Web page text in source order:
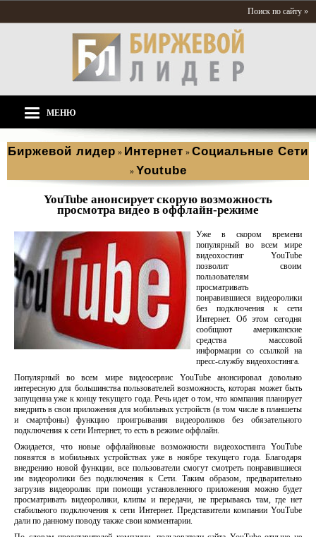
Поиск по сайту »
МЕНЮ
Биржевой лидер » Интернет » Социальные Сети
» Youtube
YouTube анонсирует скорую возможность
просмотра видео в оффлайн-режиме
Уже в скором времени
популярный во всем мире
видеохостинг YouTube
позволит своим
пользователям
просматривать
понравившиеся видеоролики
без подключения к сети
Интернет. Об этом сегодня
сообщают американские
средства массовой
информации со ссылкой на
пресс-службу видеохостинга.
Популярный во всем мире видеосервис YouTube анонсировал довольно
интересную для большинства пользователей возможность, которая может быть
запущенна уже к концу текущего года. Речь идет о том, что компания планирует
внедрить в свои приложения для мобильных устройств (в том числе в планшеты
и смартфоны) функцию проигрывания видеороликов без обязательного
подключения к сети Интернет, то есть в режиме оффлайн.
Ожидается, что новые оффлайновые возможности видеохостинга YouTube
появятся в мобильных устройствах уже в ноябре текущего года. Благодаря
внедрению новой функции, все пользователи смогут смотреть понравившиеся
им видеоролики без подключения к Сети. Таким образом, предварительно
загрузив видеоролик при помощи установленного приложения можно будет
просматривать видеоролики, клипы и передачи, не прерываясь там, где нет
стабильного подключения к сети Интернет. Представители компании YouTube
дали по данному поводу также свои комментарии.